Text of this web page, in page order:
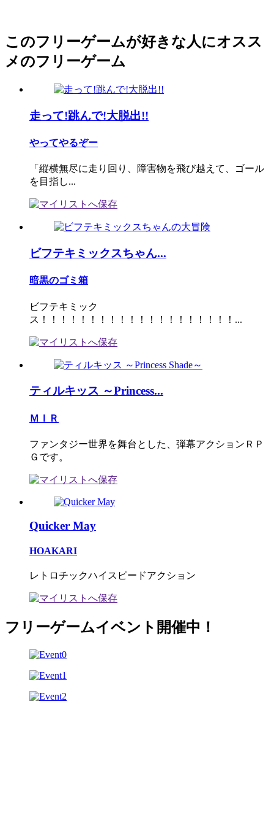
このフリーゲームが好きな人にオスス
メのフリーゲーム
走って!跳んで!大脱出!!
やってやるぞー
「縦横無尽に走り回り、障害物を飛び越えて、ゴール
を目指し...
ビフテキミックスちゃん...
暗黒のゴミ箱
ビフテキミック
ス！！！！！！！！！！！！！！！！！！！！...
ティルキッス ～Princess...
ＭＩＲ
ファンタジー世界を舞台とした、弾幕アクションＲＰ
Ｇです。
Quicker May
HOAKARI
レトロチックハイスピードアクション
フリーゲームイベント開催中！